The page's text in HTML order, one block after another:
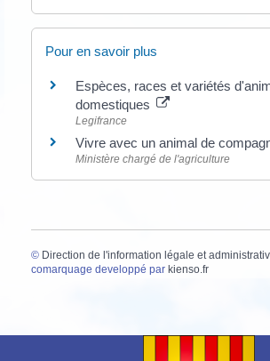
Pour en savoir plus
Espèces, races et variétés
domestiques
Legifrance
Vivre avec un animal de
Ministère chargé de l'agriculture
© Direction de l'information légale et
comarquage developpé par kienso.fr